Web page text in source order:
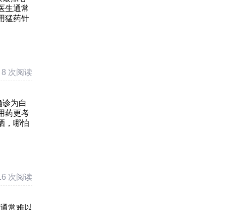
生通常
猛药针
8 次阅读
为白
药更考
，哪怕
次阅读
常难以